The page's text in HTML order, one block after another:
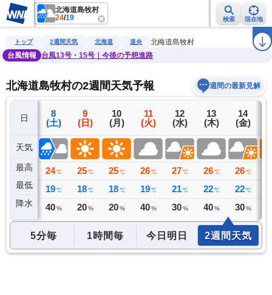
北海道島牧村
24/19 検索 現在地
雨雲レーダー 台風情報 地震情報 警報・注意報 ラ
トップ 2週間天気 北海道 道央
北海道島牧村
台風情報
台風13号・15号｜今後の予想進路
北海道島牧村の2週間天気予報 週間の最新見解
日
天気
最高
最低
降水
7
(金)
29 ℃
20 ℃
0 ミリ
8
(土)
24 ℃
19 ℃
40 %
9
(日)
25 ℃
18 ℃
20 %
10
(月)
25 ℃
18 ℃
20 %
11
(火)
26 ℃
19 ℃
40 %
12
(水)
27 ℃
21 ℃
30 %
13
(木)
26 ℃
22 ℃
40 %
14
(金)
26 ℃
22 ℃
30 %
5分毎 1時間毎 今日明日 2週間天気